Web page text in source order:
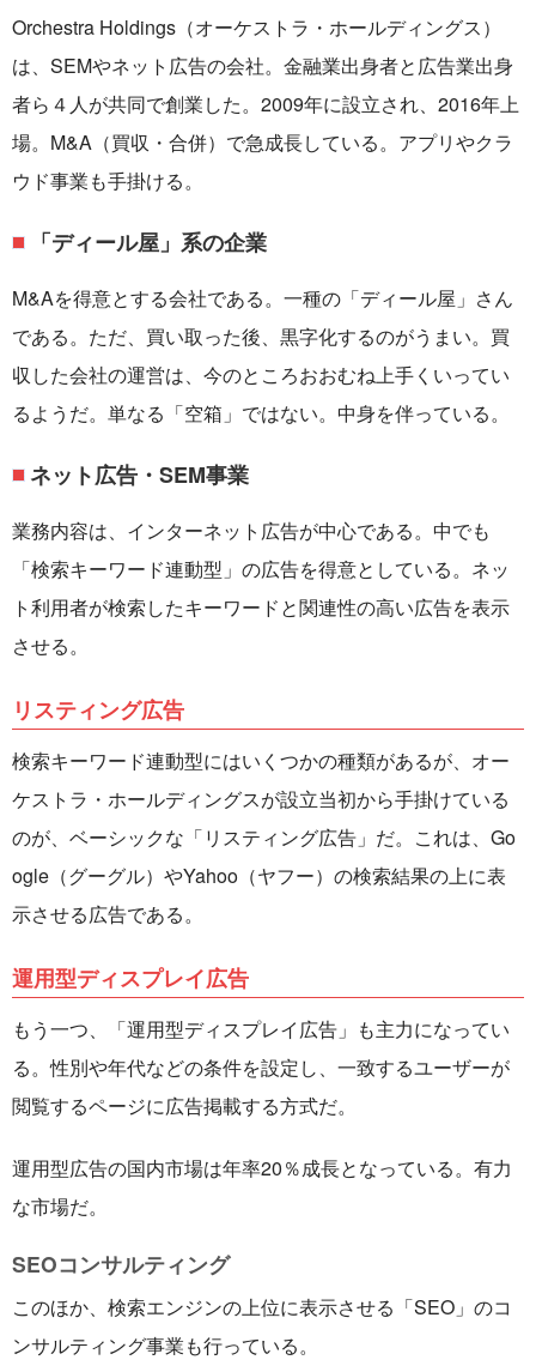
Orchestra Holdings（オーケストラ・ホールディングス）
は、SEMやネット広告の会社。金融業出身者と広告業出身
者ら４人が共同で創業した。2009年に設立され、2016年上
場。M&A（買収・合併）で急成長している。アプリやクラ
ウド事業も手掛ける。
「ディール屋」系の企業
M&Aを得意とする会社である。一種の「ディール屋」さん
である。ただ、買い取った後、黒字化するのがうまい。買
収した会社の運営は、今のところおおむね上手くいってい
るようだ。単なる「空箱」ではない。中身を伴っている。
ネット広告・SEM事業
業務内容は、インターネット広告が中心である。中でも
「検索キーワード連動型」の広告を得意としている。ネッ
ト利用者が検索したキーワードと関連性の高い広告を表示
させる。
リスティング広告
検索キーワード連動型にはいくつかの種類があるが、オー
ケストラ・ホールディングスが設立当初から手掛けている
のが、ベーシックな「リスティング広告」だ。これは、Go
ogle（グーグル）やYahoo（ヤフー）の検索結果の上に表
示させる広告である。
運用型ディスプレイ広告
もう一つ、「運用型ディスプレイ広告」も主力になってい
る。性別や年代などの条件を設定し、一致するユーザーが
閲覧するページに広告掲載する方式だ。
運用型広告の国内市場は年率20％成長となっている。有力
な市場だ。
SEOコンサルティング
このほか、検索エンジンの上位に表示させる「SEO」のコ
ンサルティング事業も行っている。